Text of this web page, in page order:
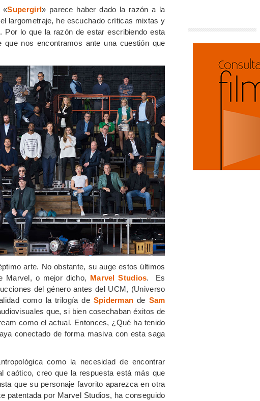
«Supergirl» parece haber dado la razón a la
largometraje, he escuchado críticas mixtas y
lo que la razón de estar escribiendo esta
nos encontramos ante una cuestión que
arte. No obstante, su auge estos últimos
Marvel, o mejor dicho, Marvel Studios. Es
del género antes del UCM, (Universo
como la trilogía de Spiderman de Sam
que, si bien cosechaban éxitos de
como el actual. Entonces, ¿Qué ha tenido
conectado de forma masiva con esta saga
como la necesidad de encontrar
caótico, creo que la respuesta está más que
que su personaje favorito aparezca en otra
patentada por Marvel Studios, ha conseguido